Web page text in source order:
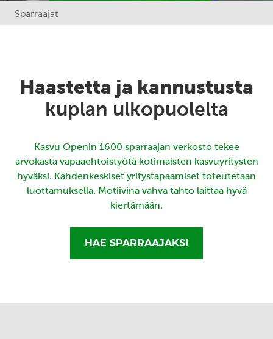
Sparraajat
Haastetta ja kannustusta
kuplan ulkopuolelta
Kasvu Openin 1600 sparraajan verkosto tekee
arvokasta vapaaehtoistyötä kotimaisten kasvuyritysten
hyväksi. Kahdenkeskiset yritystapaamiset toteutetaan
luottamuksella. Motiivina vahva tahto laittaa hyvä
kiertämään.
HAE SPARRAAJAKSI